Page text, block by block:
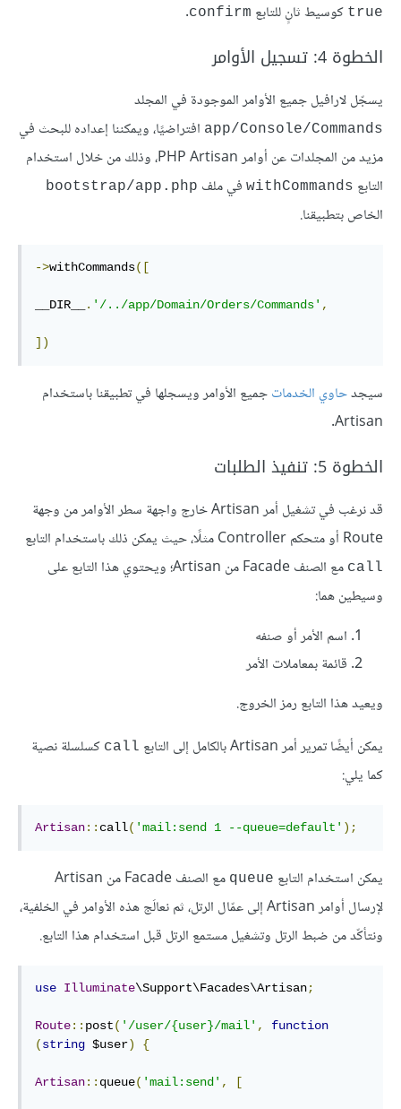
true كوسيط ثانٍ للتابع confirm
.
الخطوة 4: تسجيل الأوامر
يسجّل لارافيل جميع الأوامر الموجودة في المجلد
app/Console/Commands افتراضيًا، ويمكننا إعداده للبحث في
مزيد من المجلدات عن أوامر PHP Artisan، وذلك من خلال استخدام
التابع withCommands في ملف bootstrap/app.php
الخاص بتطبيقنا.
->withCommands([
__DIR__ . '/../app/Domain/Orders/Commands' ,
])
سيجدحاوي الخدماتجميع الأوامر ويسجلها في تطبيقنا باستخدام
Artisan.
الخطوة 5: تنفيذ الطلبات
قد نرغب في تشغيل أمر Artisan خارج واجهة سطر الأوامر من وجهة
Route أو متحكم Controller مثلًا، حيث يمكن ذلك باستخدام التابع
call
مع الصنف Facade من Artisan؛ ويحتوي هذا التابع على
وسيطين هما:
اسم الأمر أو صنفه
قائمة بمعاملات الأمر
ويعيد هذا التابع رمز الخروج.
يمكن أيضًا تمرير أمر Artisan بالكامل إلى التابع
call كسلسلة نصية
كما يلي:
Artisan:: call( 'mail:send 1 --queue=default' );
يمكن استخدام التابع queue
مع الصنف Facade من Artisan
لإرسال أوامر Artisan إلى عمّال الرتل، ثم نعالَج هذه الأوامر في الخلفية،
ونتأكّد من ضبط الرتل وتشغيل مستمع الرتل قبل استخدام هذا التابع.
use Illuminate\Support\Facades\Artisan;
Route:: post( '/user/{user}/mail' ,
function
(string $user) {
Artisan:: queue( 'mail:send' , [